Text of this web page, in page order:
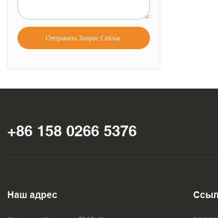
Отправить Запрос Сейчас
+86 158 0266 5376
Наш адрес